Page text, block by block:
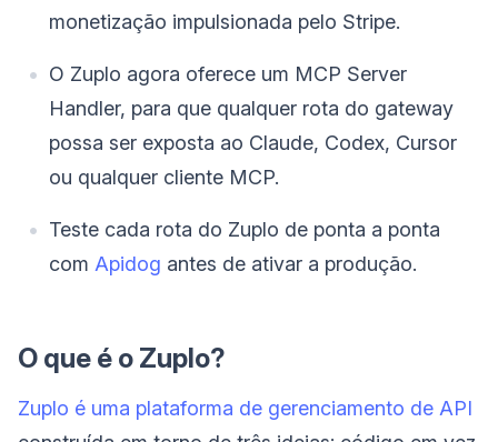
monetização impulsionada pelo Stripe.
O Zuplo agora oferece um MCP Server
Handler, para que qualquer rota do gateway
possa ser exposta ao Claude, Codex, Cursor
ou qualquer cliente MCP.
Teste cada rota do Zuplo de ponta a ponta
com Apidog antes de ativar a produção.
O que é o Zuplo?
Zuplo é uma plataforma de gerenciamento de API